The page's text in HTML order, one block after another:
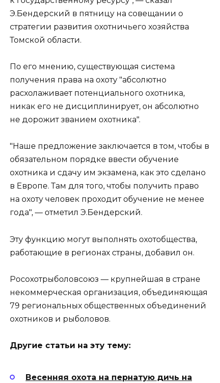
Э.Бендерский в пятницу на совещании о
стратегии развития охотничьего хозяйства
Томской области.
По его мнению, существующая система
получения права на охоту "абсолютно
расхолаживает потенциального охотника,
никак его не дисциплинирует, он абсолютно
не дорожит званием охотника".
"Наше предложение заключается в том, чтобы в
обязательном порядке ввести обучение
охотника и сдачу им экзамена, как это сделано
в Европе. Там для того, чтобы получить право
на охоту человек проходит обучение не менее
года", — отметил Э.Бендерский.
Эту функцию могут выполнять охотобщества,
работающие в регионах страны, добавил он.
Росохотрыболовсоюз — крупнейшая в стране
некоммерческая организация, объединяющая
79 региональных общественных объединений
охотников и рыболовов.
Другие статьи на эту тему:
Весенняя охота на пернатую дичь на